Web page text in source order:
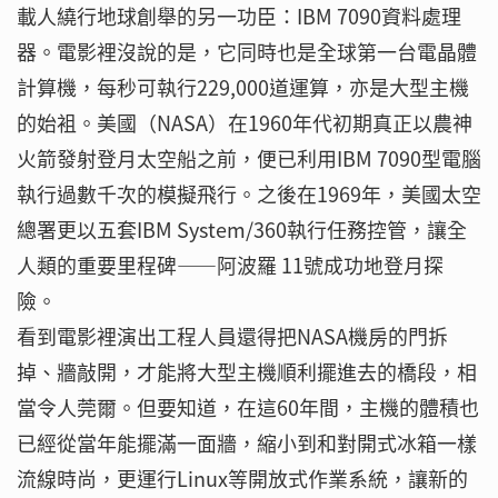
載人繞行地球創舉的另一功臣：IBM 7090資料處理
器。電影裡沒說的是，它同時也是全球第一台電晶體
計算機，每秒可執行229,000道運算，亦是大型主機
的始袓。美國（NASA）在1960年代初期真正以農神
火箭發射登月太空船之前，便已利用IBM 7090型電腦
執行過數千次的模擬飛行。之後在1969年，美國太空
總署更以五套IBM System/360執行任務控管，讓全
人類的重要里程碑——阿波羅 11號成功地登月探
險。
看到電影裡演出工程人員還得把NASA機房的門拆
掉、牆敲開，才能將大型主機順利擺進去的橋段，相
當令人莞爾。但要知道，在這60年間，主機的體積也
已經從當年能擺滿一面牆，縮小到和對開式冰箱一樣
流線時尚，更運行Linux等開放式作業系統，讓新的